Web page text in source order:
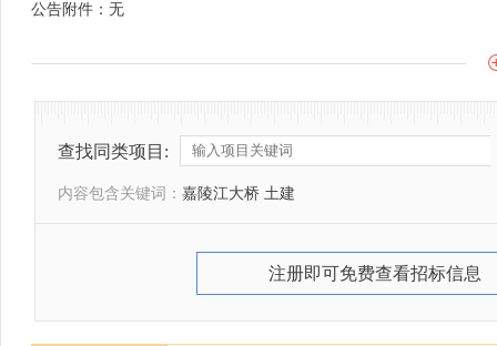
公告附件：无
查找同类项目:
内容包含关键词： 嘉陵江大桥 土建
注册即可免费查看招标信息